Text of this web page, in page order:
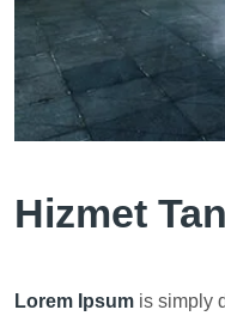
Hizmet
Lorem Ipsum is simply